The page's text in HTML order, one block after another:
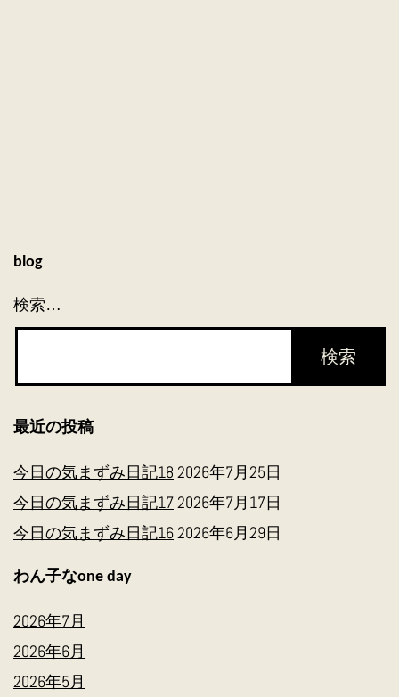
blog
検索…
最近の投稿
今日の気まずみ日記18 2026年7月25日
今日の気まずみ日記172026年7月17日
今日の気まずみ日記162026年6月29日
わん子なone day
2026年7月
2026年6月
2026年5月